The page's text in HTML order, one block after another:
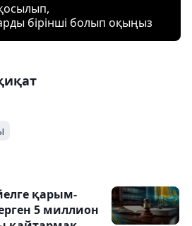
бірінші болып оқыңыз
қарым-
5 миллион